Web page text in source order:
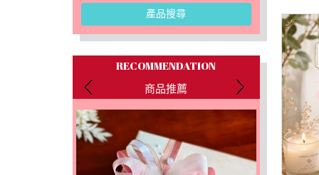
產品搜尋
RECOMMENDATION
商品推薦